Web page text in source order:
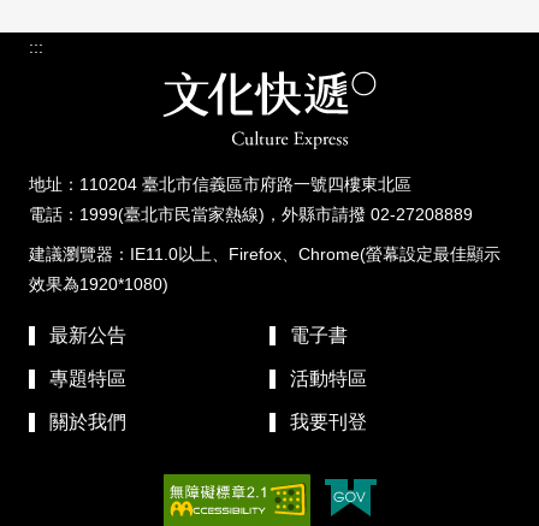
:::
地址：110204 臺北市信義區市府路一號四樓東北區
電話：1999(臺北市民當家熱線)，外縣市請撥 02-27208889
建議瀏覽器：IE11.0以上、Firefox、Chrome(螢幕設定最佳顯示
效果為1920*1080)
最新公告 電子書
專題特區 活動特區
關於我們 我要刊登